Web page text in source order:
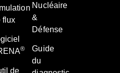
flux
®
de
Nucléaire
&
Défense
Guide
du